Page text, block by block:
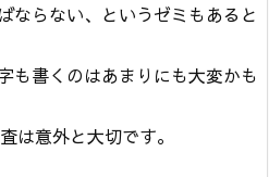
ならない、というゼミもあると
も書くのはあまりにも大変かも
は意外と大切です。